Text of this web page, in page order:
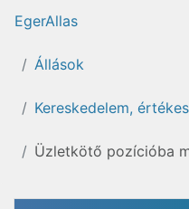
EgerAllas
Állások
Kereskedelem,
Üzletkötő pozícióba